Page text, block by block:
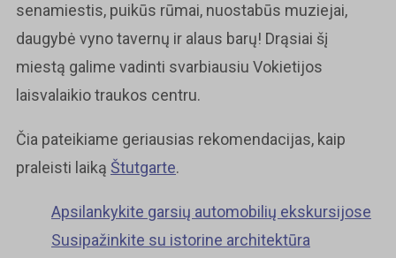
senamiestis, puikūs rūmai, nuostabūs muziejai,
daugybė vyno tavernų ir alaus barų! Drąsiai šį
miestą galime vadinti svarbiausiu Vokietijos
laisvalaikio traukos centru.
Čia pateikiame geriausias rekomendacijas, kaip
praleisti laiką Štutgarte.
Apsilankykite garsių automobilių ekskursijose
Susipažinkite su istorine architektūra